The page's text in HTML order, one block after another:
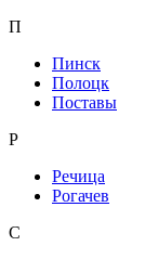
П
Пинск
Полоцк
Поставы
Р
Речица
Рогачев
С